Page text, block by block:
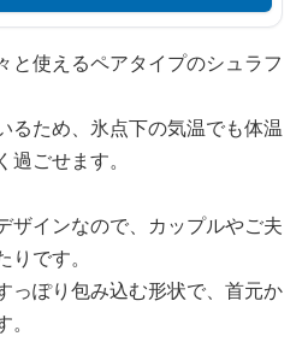
と使えるペアタイプのシュラフ
るため、氷点下の気温でも体温
ごせます。
ザインなので、カップルやご夫
です。
っぽり包み込む形状で、首元か